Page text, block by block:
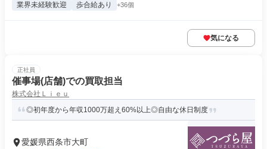
業界未経験歓迎 歩合給あり +36個
気になる
正社員
催事場(店舗)での買取担当
株式会社Ｌｉｅｕ
◎初年度から年収1000万超え60%以上◎自由な休日制度
愛媛県西条市大町